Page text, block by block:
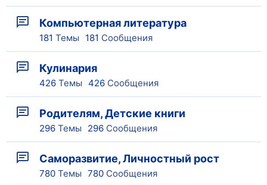
Компьютерная литература
181 Темы 181 Сообщения
Кулинария
426 Темы 426 Сообщения
Родителям, Детские книги
296 Темы 296 Сообщения
Саморазвитие, Личностный рост
780 Темы 780 Сообщения